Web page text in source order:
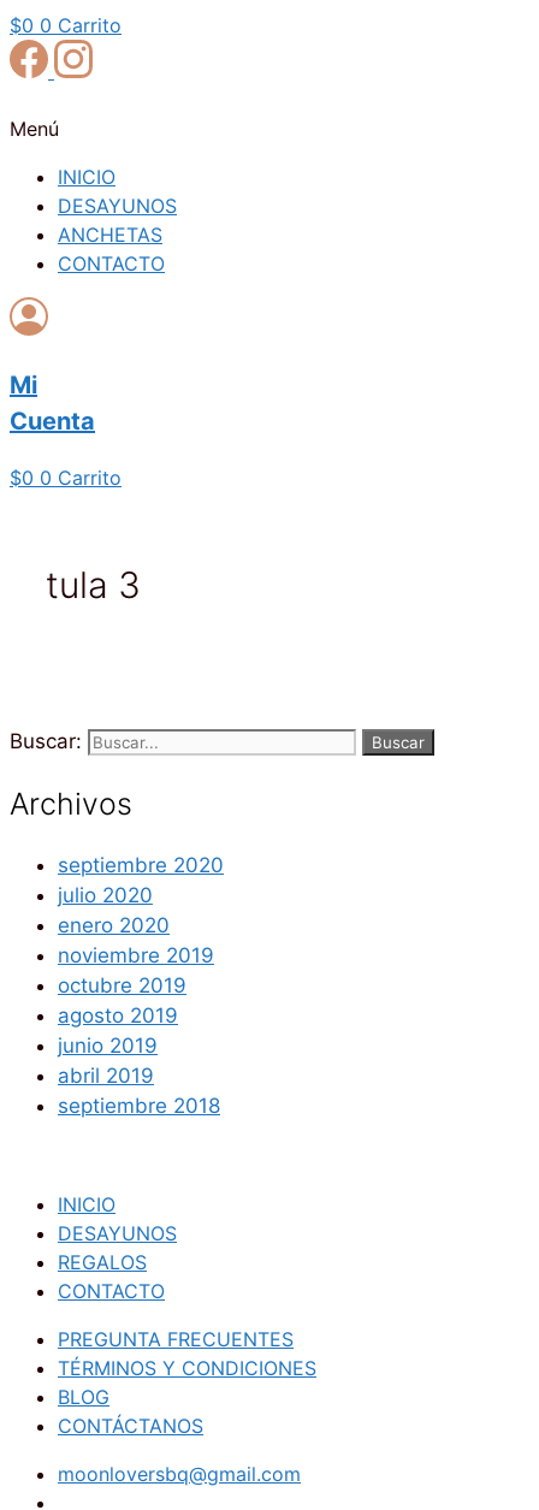
$0 0 Carrito
Menú
INICIO
DESAYUNOS
ANCHETAS
CONTACTO
Mi
Cuenta
$0 0 Carrito
tula 3
Buscar:
Archivos
septiembre 2020
julio 2020
enero 2020
noviembre 2019
octubre 2019
agosto 2019
junio 2019
abril 2019
septiembre 2018
INICIO
DESAYUNOS
REGALOS
CONTACTO
PREGUNTA FRECUENTES
TÉRMINOS Y CONDICIONES
BLOG
CONTÁCTANOS
moonloversbq@gmail.com